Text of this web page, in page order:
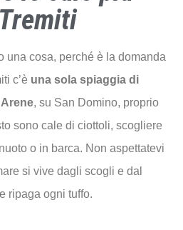
una cosa, perché è la domanda
c’è una sola spiaggia di
, su San Domino, proprio
sono cale di ciottoli, scogliere
o in barca. Non aspettatevi
si vive dagli scogli e dal
ripaga ogni tuffo.